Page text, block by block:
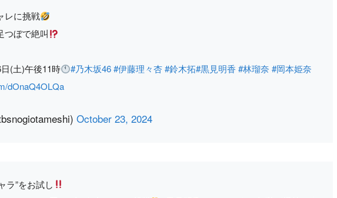
レに挑戦
つぼで絶叫
(土)午後11時 #乃木坂46#伊藤理々杏#鈴木拓#黒見明香 #林瑠奈 #岡本姫奈
dOnaQ4OLQa
October 23, 2024
ラ”をお試し